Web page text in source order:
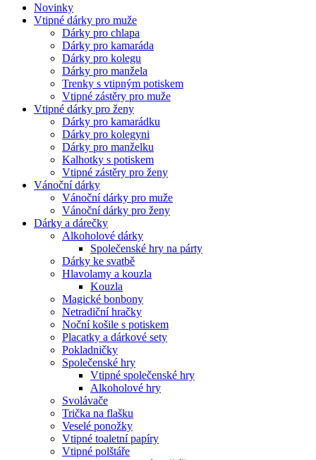
Novinky
Vtipné dárky pro muže
Dárky pro chlapa
Dárky pro kamaráda
Dárky pro kolegu
Dárky pro manžela
Trenky s vtipným potiskem
Vtipné zástěry pro muže
Vtipné dárky pro ženy
Dárky pro kamarádku
Dárky pro kolegyni
Dárky pro manželku
Kalhotky s potiskem
Vtipné zástěry pro ženy
Vánoční dárky
Vánoční dárky pro muže
Vánoční dárky pro ženy
Dárky a dárečky
Alkoholové dárky
Společenské hry na párty
Dárky ke svatbě
Hlavolamy a kouzla
Kouzla
Magické bonbony
Netradiční hračky
Noční košile s potiskem
Placatky a dárkové sety
Pokladničky
Společenské hry
Vtipné společenské hry
Alkoholové hry
Svolávače
Trička na flašku
Veselé ponožky
Vtipné toaletní papíry
Vtipné polštáře